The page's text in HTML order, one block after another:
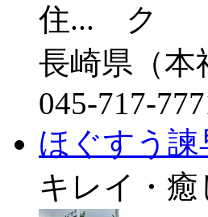
住...
長崎県（本
045-717-
ほぐすう
キレイ・